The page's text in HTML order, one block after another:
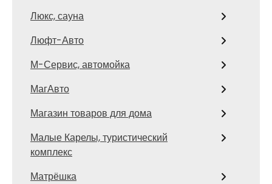
Люкс, сауна
Люфт-Авто
М-Сервис, автомойка
МагАвто
Магазин товаров для дома
Малые Карелы, туристический
комплекс
Матрёшка